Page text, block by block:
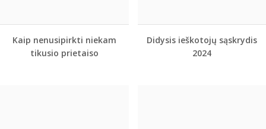
Kaip nenusipirkti niekam
tikusio prietaiso
Didysis ieškotojų sąskrydis
2024